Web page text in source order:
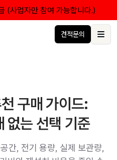
(사업자만 참여 가능합니다.)
위 브랜드 한성쇼케이스
견적문의
구매 가이드:
는 선택 기준
간, 전기 용량, 실제 보관량,